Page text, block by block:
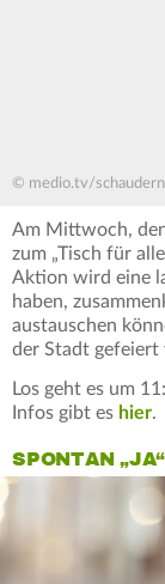
© medio.tv/
Am Mittwoch,
zum „Tisch für
Aktion wird eine
haben,
austauschen
der Stadt gefeiert
Los geht es um
Infos gibt es hier.
SPONTAN